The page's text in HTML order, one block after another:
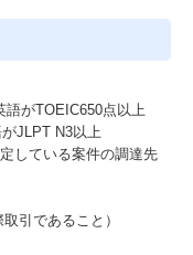
語がTOEIC650点以上
がJLPT N3以上
している案件の調達先
引であること）